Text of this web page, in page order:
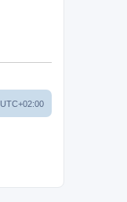
UTC+02:00